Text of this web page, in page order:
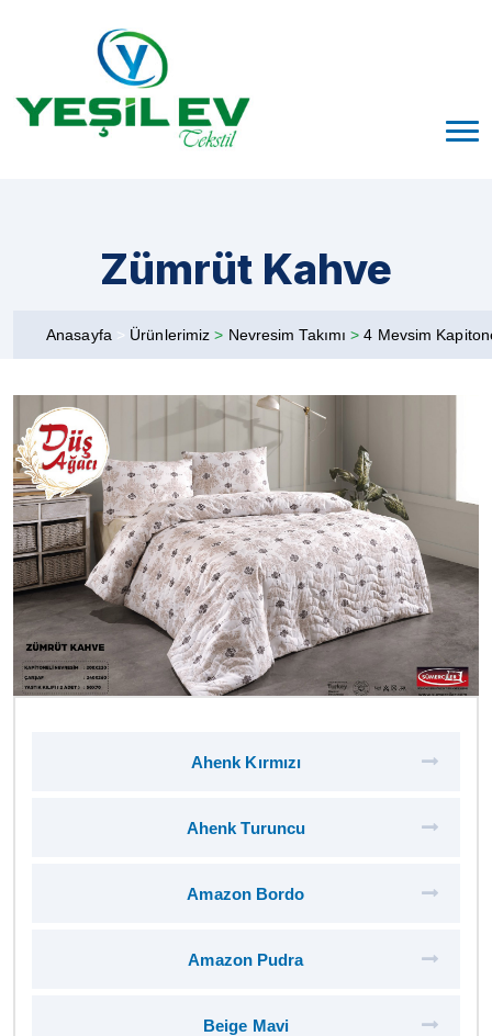
Zümrüt Kahve
Anasayfa > Ürünlerimiz> Nevresim Takımı>4 Mevsim
Ahenk Kırmızı
Ahenk Turuncu
Amazon Bordo
Amazon Pudra
Beige Mavi